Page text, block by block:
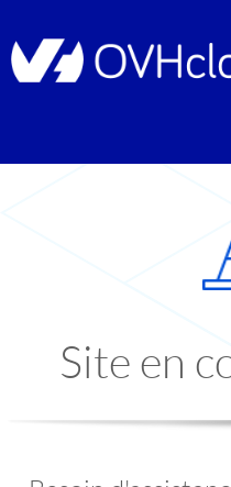
Site en